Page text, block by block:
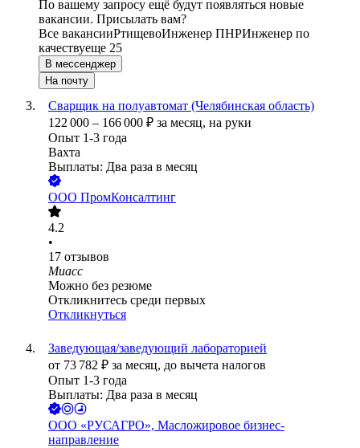
По вашему запросу ещё будут появляться новые
вакансии. Присылать вам?
Все вакансииРтищевоИнженер ПНРИнженер по
качествуеще 25
В мессенджер
На почту
Сварщик на полуавтомат (Челябинская область)
122 000 – 166 000 ₽ за месяц, на руки
Опыт 1-3 года
Вахта
Выплаты: Два раза в месяц
ООО ПромКонсалтинг
4.2
•
17 отзывов
Миасс
Можно без резюме
Откликнитесь среди первых
Откликнуться
Заведующая/заведующий лабораторией
от 73 782 ₽ за месяц, до вычета налогов
Опыт 1-3 года
Выплаты: Два раза в месяц
ООО «РУСАГРО», Масложировое бизнес-
направление